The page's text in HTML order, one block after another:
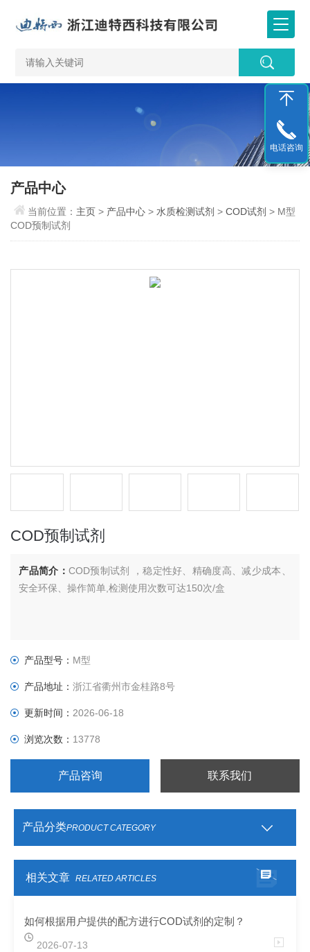
产品中心
当前位置： 主页> 产品中心 >水质检测试剂 >COD试剂 > M型
COD预制试剂
COD预制试剂
产品简介：COD预制试剂 ，稳定性好、精确度高、减少成本、
安全环保、操作简单,检测使用次数可达150次/盒
产品型号： M型
产品地址：浙江省衢州市金桂路8号
更新时间：2026-06-18
浏览次数： 13778
产品咨询 联系我们
产品分类PRODUCT CATEGORY
相关文章 RELATED ARTICLES
如何根据用户提供的配方进行COD试剂的定制？
2026-07-13
电话咨询